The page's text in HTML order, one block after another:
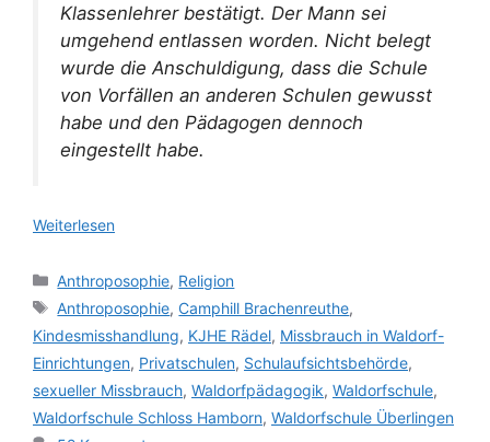
Klassenlehrer bestätigt. Der Mann sei
umgehend entlassen worden. Nicht belegt
wurde die Anschuldigung, dass die Schule
von Vorfällen an anderen Schulen gewusst
habe und den Pädagogen dennoch
eingestellt habe.
Weiterlesen
Kategorien
Anthroposophie, Religion
Schlagwörter
Anthroposophie,Camphill Brachenreuthe,
Kindesmisshandlung, KJHE Rädel, Missbrauch in Waldorf-
Einrichtungen, Privatschulen, Schulaufsichtsbehörde,
sexueller Missbrauch, Waldorfpädagogik, Waldorfschule,
Waldorfschule Schloss Hamborn, Waldorfschule Überlingen